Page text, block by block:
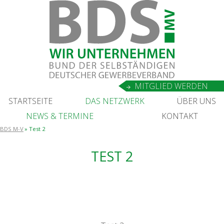
START­SEI­TE DAS NETZ­WERK
ÜBER UNS
NEWS &TERMINE KON­TAKT
MIT­GLIED WERDEN
BDS M-V Test 2
TEST 2